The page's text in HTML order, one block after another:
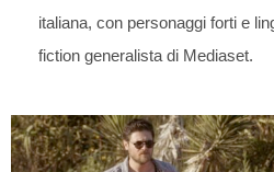
italiana, con personaggi forti e
fiction generalista di Mediaset.